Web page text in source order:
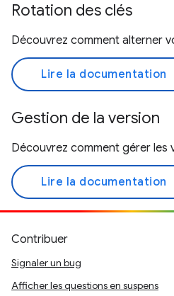
Rotation des clés
Découvrez comment alterner
Lire la documentation
Gestion de la version
Découvrez comment gérer les
Lire la documentation
Contribuer
Signaler un bug
Afficher les questions en suspens